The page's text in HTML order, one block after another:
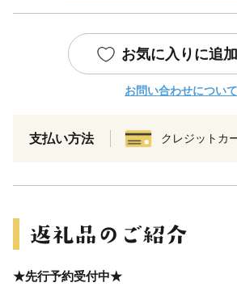
お気に入りに追
お問い合わせについて
支払い方法 クレジットカ
★先行予約受付中★